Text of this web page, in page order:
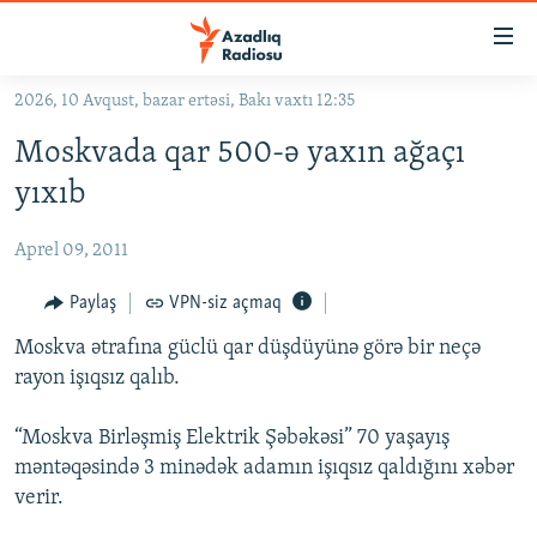
Əsas
qayıt
Əsas
naviqasiyaya
qayıt
KORRUPSIOMETR
#ƏSLINDƏ
FƏRQƏ BAX
QANUNI DOĞRU
ARAŞDIRMA
MULTIMEDIA
VIDEO
RADIO ARXIV
2026, 10 Avqust, bazar ertəsi, Bakı vaxtı 12:35
Moskvada qar 500-ə yaxın ağaçı
yıxıb
Aprel 09, 2011
Paylaş VPN-siz açmaq
Moskva ətrafına güclü qar düşdüyünə görə bir neçə
rayon işıqsız qalıb.
“Moskva Birləşmiş Elektrik Şəbəkəsi” 70 yaşayış
məntəqəsində 3 minədək adamın işıqsız qaldığını xəbər
verir.